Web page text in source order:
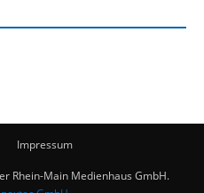
Impressum
Rhein-Main Medienhaus GmbH.